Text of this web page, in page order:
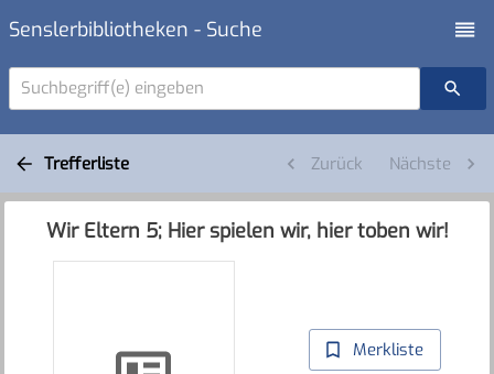
Senslerbibliotheken - Suche
Suchbegriff(e) eingeben
Trefferliste Zurück Nächste
Wir Eltern 5; Hier spielen wir, hier toben wir!
Merkliste